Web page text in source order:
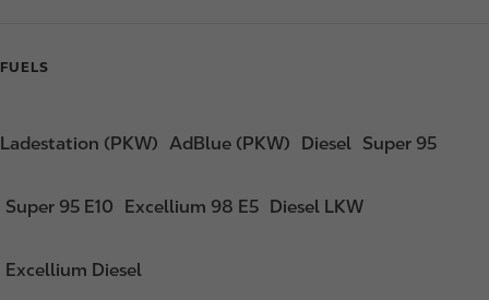
FUELS
Ladestation (PKW) AdBlue (PKW) Diesel Super 95
Super 95 E10 Excellium 98 E5 Diesel LKW
Excellium Diesel